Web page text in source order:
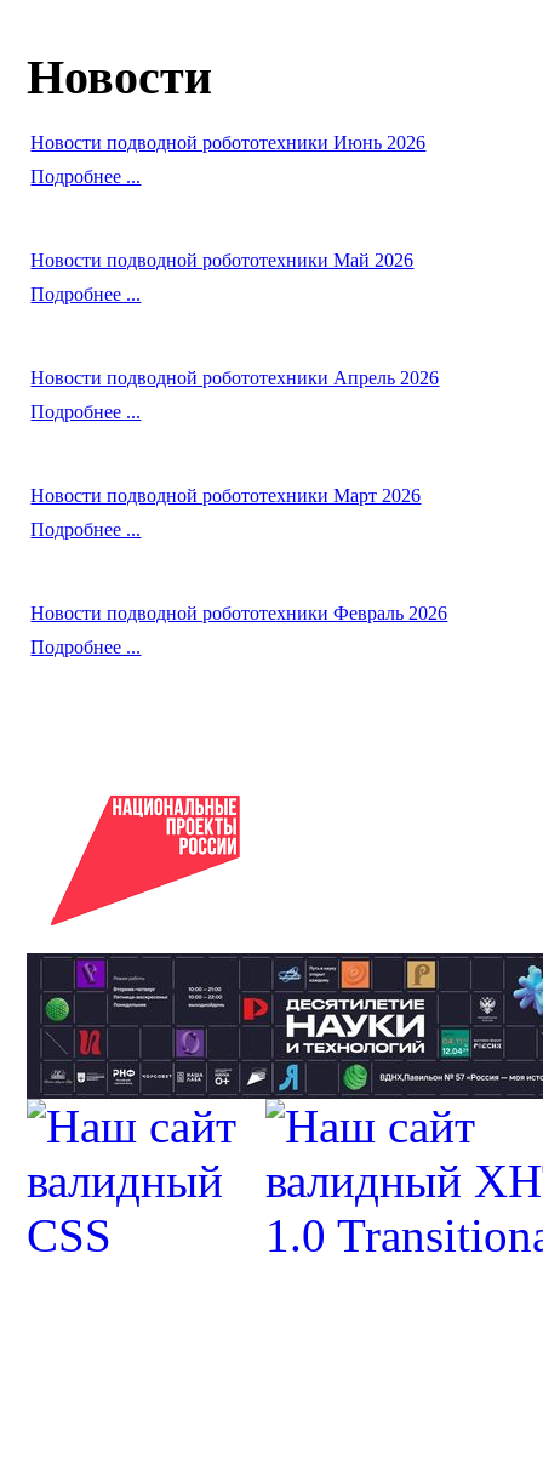
Новости
Новости подводной робототехники Июнь 2026
Подробнее ...
Новости подводной робототехники Май 2026
Подробнее ...
Новости подводной робототехники Апрель 2026
Подробнее ...
Новости подводной робототехники Март 2026
Подробнее ...
Новости подводной робототехники Февраль 2026
Подробнее ...